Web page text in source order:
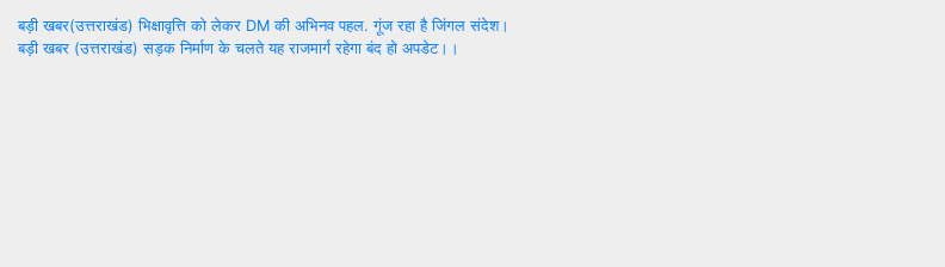
Post
बड़ी खबर(उत्तराखंड) भिक्षावृत्ति को लेकर DM की अभिनव पहल. गूंज रहा है जिंगल संदेश।
बड़ी खबर (उत्तराखंड) सड़क निर्माण के चलते यह राजमार्ग रहेगा बंद हो अपडेट।।